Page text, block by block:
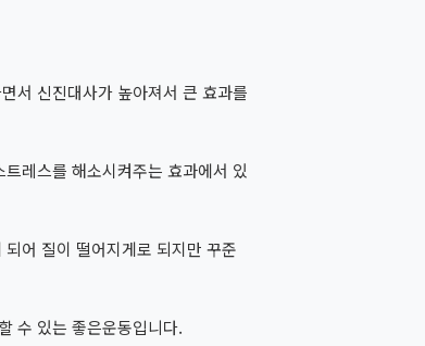
서 신진대사가 높아져서 큰 효과를
레스를 해소시켜주는 효과에서 있
어 질이 떨어지게로 되지만 꾸준
수 있는 좋은운동입니다.